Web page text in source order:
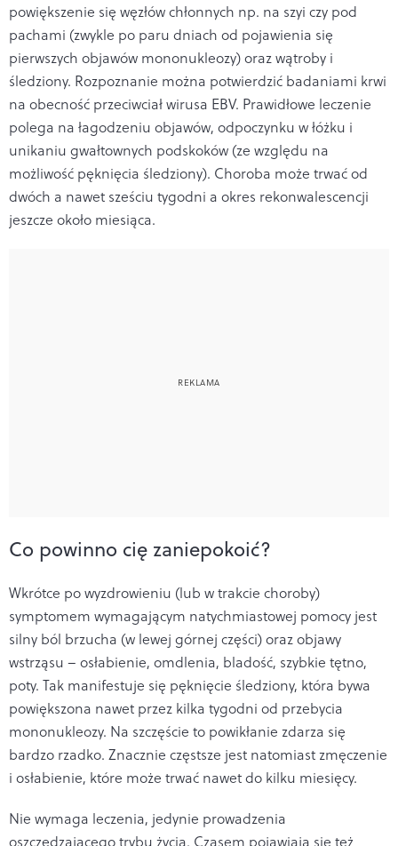
powiększenie się węzłów chłonnych np. na szyi czy pod
pachami (zwykle po paru dniach od pojawienia się
pierwszych objawów mononukleozy) oraz wątroby i
śledziony. Rozpoznanie można potwierdzić badaniami krwi
na obecność przeciwciał wirusa EBV. Prawidłowe leczenie
polega na łagodzeniu objawów, odpoczynku w łóżku i
unikaniu gwałtownych podskoków (ze względu na
możliwość pęknięcia śledziony). Choroba może trwać od
dwóch a nawet sześciu tygodni a okres rekonwalescencji
jeszcze około miesiąca.
Co powinno cię zaniepokoić?
Wkrótce po wyzdrowieniu (lub w trakcie choroby)
symptomem wymagającym natychmiastowej pomocy jest
silny ból brzucha (w lewej górnej części) oraz objawy
wstrząsu – osłabienie, omdlenia, bladość, szybkie tętno,
poty. Tak manifestuje się pęknięcie śledziony, która bywa
powiększona nawet przez kilka tygodni od przebycia
mononukleozy. Na szczęście to powikłanie zdarza się
bardzo rzadko. Znacznie częstsze jest natomiast zmęczenie
i osłabienie, które może trwać nawet do kilku miesięcy.
Nie wymaga leczenia, jedynie prowadzenia
oszczędzającego trybu życia. Czasem pojawiają się też